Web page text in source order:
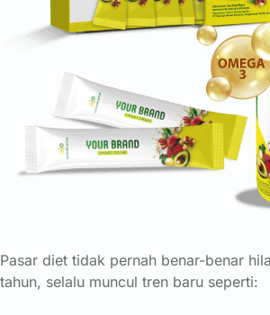
Pasar diet tidak pernah benar-benar
tahun, selalu muncul tren baru seperti: